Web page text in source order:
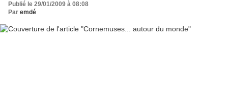
Publié le 29/01/2009 à 08:08
Par emdé